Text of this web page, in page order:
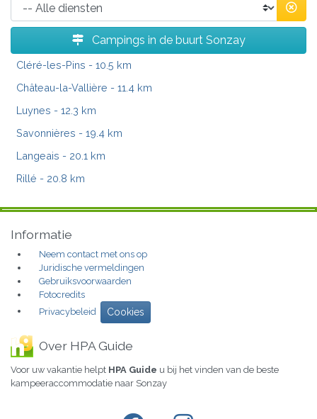
Campings in de buurt Sonzay
Cléré-les-Pins - 10.5 km
Château-la-Vallière - 11.4 km
Luynes - 12.3 km
Savonnières - 19.4 km
Langeais - 20.1 km
Rillé - 20.8 km
Informatie
Neem contact met ons op
Juridische vermeldingen
Gebruiksvoorwaarden
Fotocredits
Privacybeleid
Cookies
Over HPA Guide
Voor uw vakantie helpt HPA Guide u bij het vinden van de beste
kampeeraccommodatie naar Sonzay